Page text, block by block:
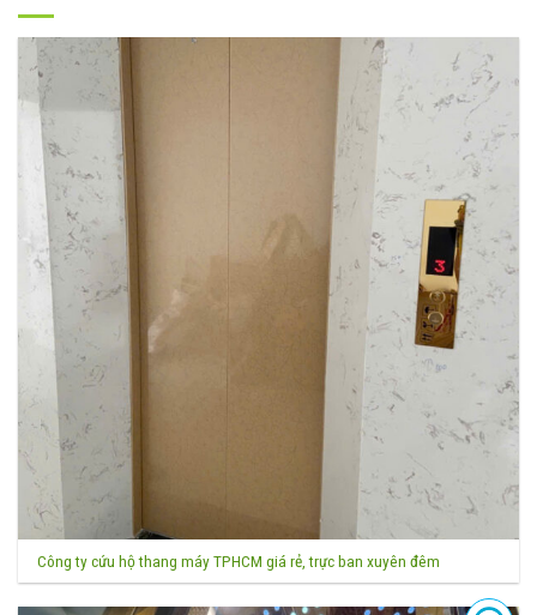
Công ty cứu hộ thang máy TPHCM giá rẻ, trực ban xuyên đêm